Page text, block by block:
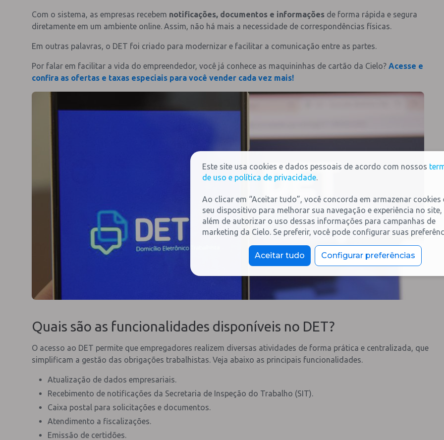
Com o sistema, as empresas recebem notificações, documentos e informações de forma rápida e segura
diretamente em um ambiente online. Assim, não há mais a necessidade de correspondências físicas.
Em outras palavras, o DET foi criado para modernizar e facilitar a comunicação entre as partes.
Por falar em facilitar a vida do empreendedor, você já conhece as maquininhas de cartão da Cielo? Acesse e
confira as ofertas e taxas especiais para você vender cada vez mais!
Quais são as funcionalidades disponíveis no DET?
O acesso ao DET permite que empregadores realizem diversas atividades de forma prática e centralizada, que
simplificam a gestão das obrigações trabalhistas. Veja abaixo as principais funcionalidades.
Atualização de dados empresariais.
Recebimento de notificações da Secretaria de Inspeção do Trabalho (SIT).
Caixa postal para solicitações e documentos.
Atendimento a fiscalizações.
Emissão de certidões.
Este site usa cookies e dados pessoais de acordo com nossos
de uso e política de privacidade.
Ao clicar em “Aceitar tudo”, você concorda em armazenar cookies
seu dispositivo para melhorar sua navegação e experiência no site,
além de autorizar o uso dessas informações para campanhas de
marketing da Cielo. Se preferir, você pode configurar suas
Aceitar tudo Configurar preferências